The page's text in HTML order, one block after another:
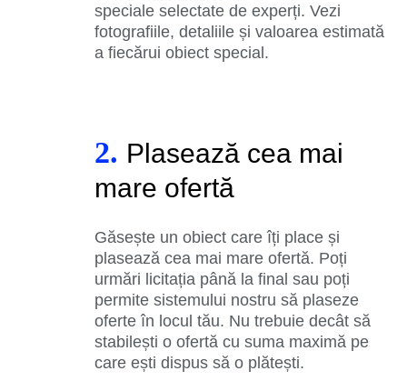
speciale selectate de experți. Vezi
fotografiile, detaliile și valoarea estimată
a fiecărui obiect special.
2. Plasează cea mai
mare ofertă
Găsește un obiect care îți place și
plasează cea mai mare ofertă. Poți
urmări licitația până la final sau poți
permite sistemului nostru să plaseze
oferte în locul tău. Nu trebuie decât să
stabilești o ofertă cu suma maximă pe
care ești dispus să o plătești.